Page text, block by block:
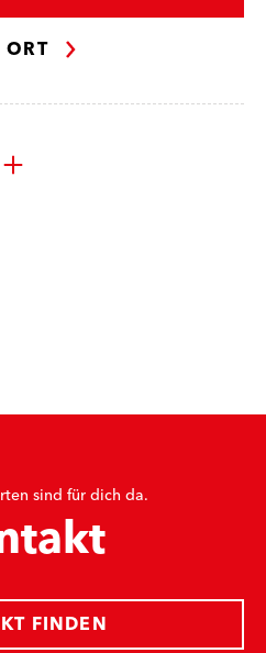
ORT
sind für dich da.
FINDEN